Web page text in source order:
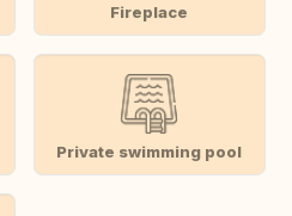
Fireplace
Private swimming pool